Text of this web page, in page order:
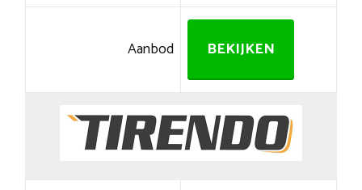
Aanbod BEKIJKEN